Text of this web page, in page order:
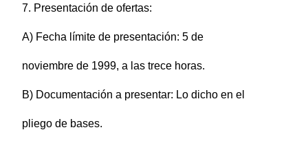
7. Presentación de ofertas:
A) Fecha límite de presentación: 5 de
noviembre de 1999, a las trece horas.
B) Documentación a presentar: Lo dicho en el
pliego de bases.